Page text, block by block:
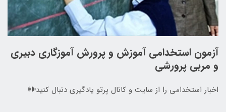
آزمون استخدامی آموزش و پرورش آموزگاری دبیری
و مربی پرورشی
اخبار استخدامی را از سایت و کانال پرتو یادگیری دنبال کنید🕪